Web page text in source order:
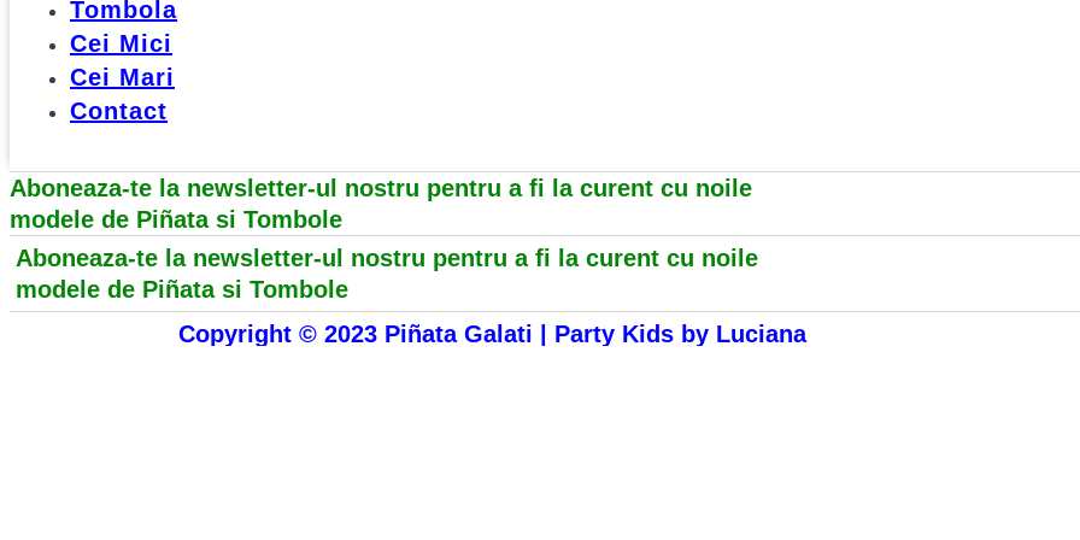
Tombola
Cei Mici
Cei Mari
Contact
Aboneaza-te la newsletter-ul nostru pentru a fi la curent cu noile
modele de Piñata si Tombole
Aboneaza-te la newsletter-ul nostru pentru a fi la curent cu noile
modele de Piñata si Tombole
Copyright © 2023 Piñata Galati | Party Kids by Luciana